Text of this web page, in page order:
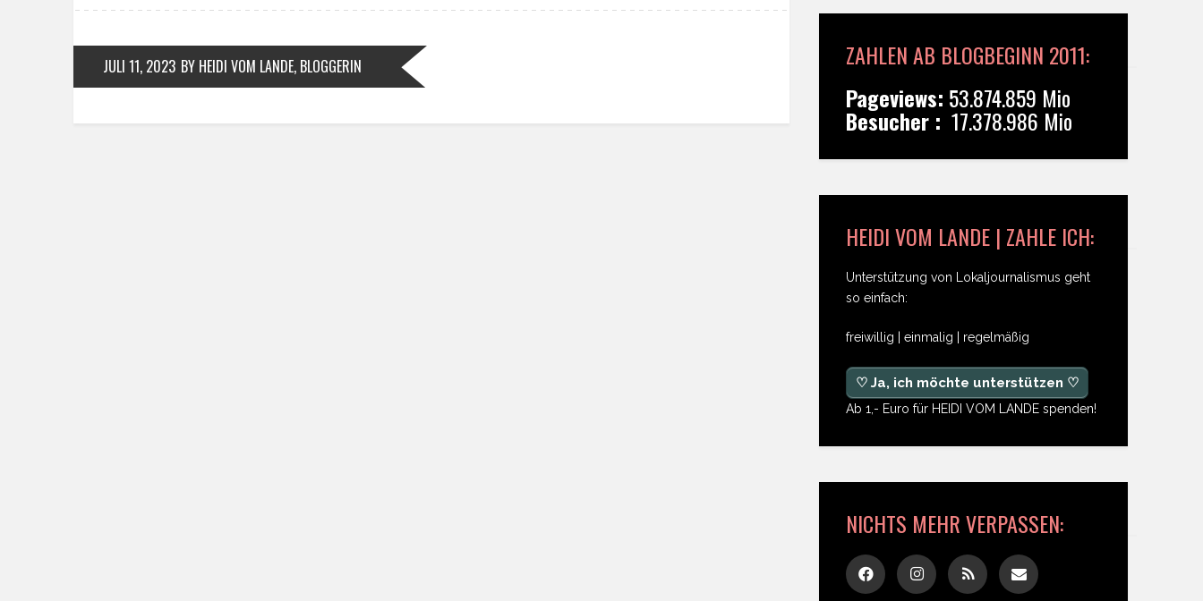
JULI 11, 2023 BY HEIDI VOM LANDE, BLOGGERIN
ZAHLEN AB BLOGBEGINN 2011:
Pageviews: 53.874.859 Mio
Besucher : 17.378.986 Mio
HEIDI VOM LANDE | ZAHLE ICH:
Unterstützung von Lokaljournalismus geht
so einfach:
freiwillig | einmalig | regelmäßig
♡ Ja, ich möchte unterstützen ♡
Ab 1,- Euro für HEIDI VOM LANDE spenden!
NICHTS MEHR VERPASSEN: